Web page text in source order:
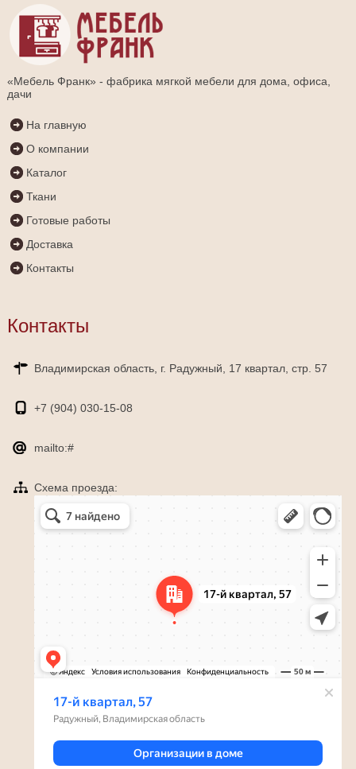
«Мебель Франк» - фабрика мягкой мебели для дома, офиса,
дачи
На главную
О компании
Каталог
Ткани
Готовые работы
Доставка
Контакты
Контакты
Владимирская область, г. Радужный, 17 квартал, стр. 57
+7 (904) 030-15-08
mailto:#
Схема проезда:
Радужный — Яндекс Карты